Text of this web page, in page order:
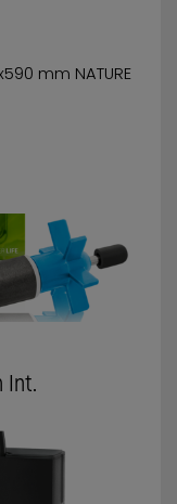
mm NATURE
Int.